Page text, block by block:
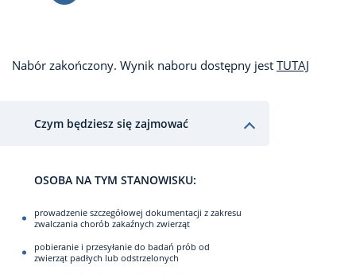
Nabór zakończony. Wynik naboru dostępny jest TUTAJ
Czym będziesz się zajmować
OSOBA NA TYM STANOWISKU:
prowadzenie szczegółowej dokumentacji z zakresu
zwalczania chorób zakaźnych zwierząt
pobieranie i przesyłanie do badań prób od
zwierząt padłych lub odstrzelonych